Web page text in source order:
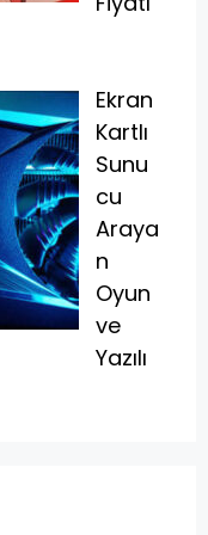
Ekran
Kartlı
Sunu
cu
Araya
n
Oyun
ve
Yazılı